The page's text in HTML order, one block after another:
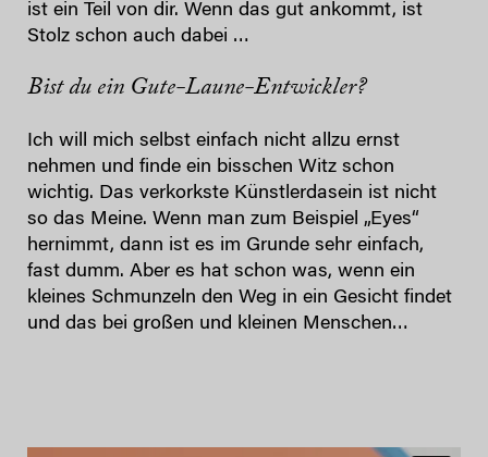
ist ein Teil von dir. Wenn das gut ankommt, ist
Stolz schon auch dabei …
Bist du ein Gute-Laune-Entwickler?
Ich will mich selbst einfach nicht allzu ernst
nehmen und finde ein bisschen Witz schon
wichtig. Das verkorkste Künstlerdasein ist nicht
so das Meine. Wenn man zum Beispiel „Eyes“
hernimmt, dann ist es im Grunde sehr einfach,
fast dumm. Aber es hat schon was, wenn ein
kleines Schmunzeln den Weg in ein Gesicht findet
und das bei großen und kleinen Menschen…